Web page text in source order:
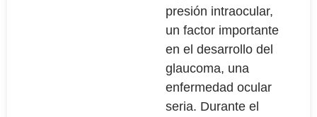
presión intraocular,
un factor importante
en el desarrollo del
glaucoma, una
enfermedad ocular
seria. Durante el